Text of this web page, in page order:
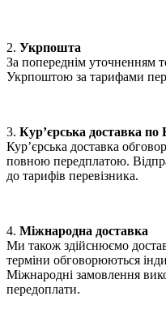
2. Укрпошта
За попереднім уточненням
Укрпоштою за тарифами
3. Кур’єрська доставка по
Кур’єрська доставка
повною передплатою.
до тарифів перевізника.
4. Міжнародна доставка
Ми також здійснюємо
терміни обговорюються
Міжнародні замовлення
передоплати.